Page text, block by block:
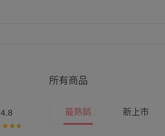
4.8
所有商品
最熱銷 新上市